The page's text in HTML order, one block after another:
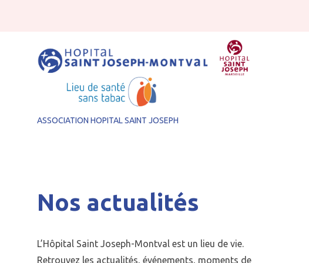
ASSOCIATION HOPITAL SAINT JOSEPH
Accueil Nos actualités
Nos actualités
L’Hôpital Saint Joseph-Montval est un lieu de vie.
Retrouvez les actualités, événements, moments de